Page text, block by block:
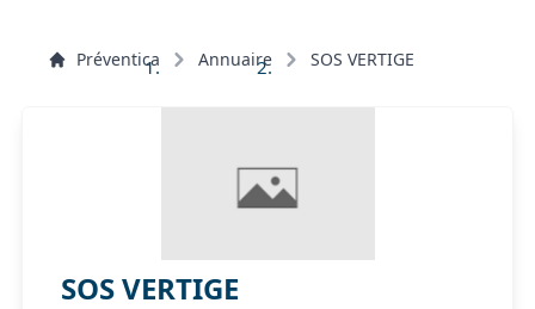
Préventica Annuaire SOS VERTIGE
SOS VERTIGE